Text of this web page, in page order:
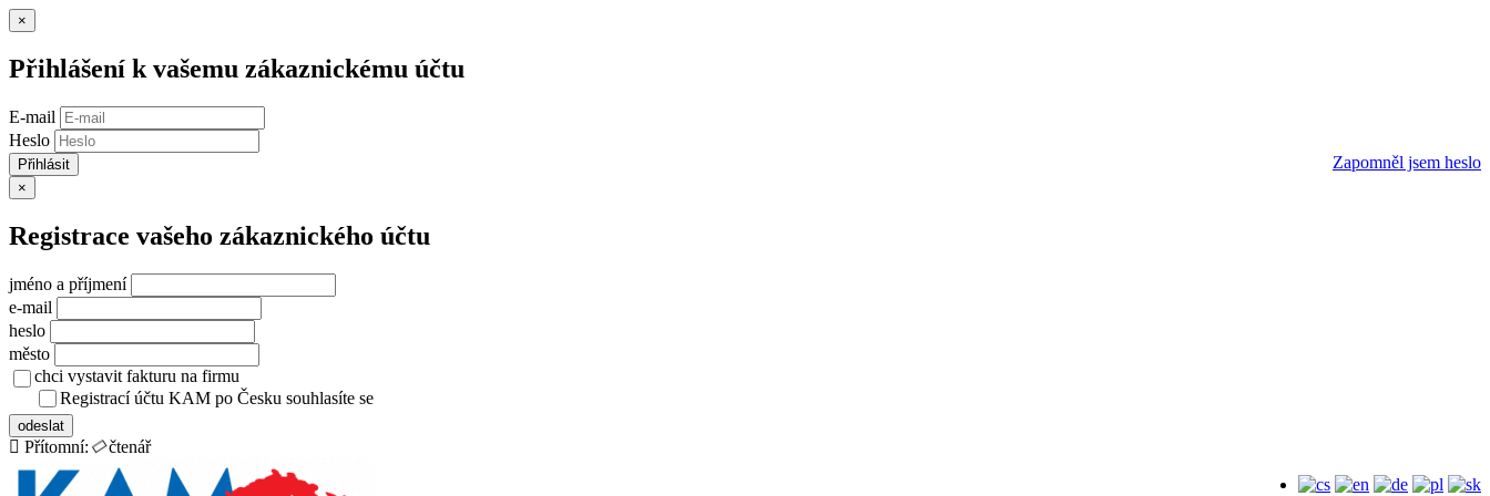
×
Přihlášení k vašemu zákaznickému účtu
E-mail
Heslo
Přihlásit Zapomněl jsem heslo
×
Registrace vašeho zákaznického účtu
jméno a příjmení
e-mail
heslo
město
chci vystavit fakturu na firmu
Registrací účtu KAM po Česku souhlasíte se
odeslat
Přítomní: čtenář